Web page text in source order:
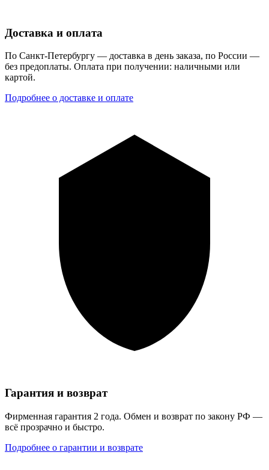
Доставка и оплата
По Санкт-Петербургу — доставка в день заказа, по России —
без предоплаты. Оплата при получении: наличными или
картой.
Подробнее о доставке и оплате
Гарантия и возврат
Фирменная гарантия 2 года. Обмен и возврат по закону РФ —
всё прозрачно и быстро.
Подробнее о гарантии и возврате